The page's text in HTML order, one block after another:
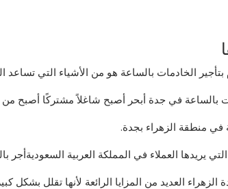
الخادمات بالساعة هو من الأشياء التي تساعد
بالساعة في جدة أبحر أصبح شاغلاً مشتركًا أصبح من
منطقة الزهراء بجدة.
يريدها العملاء في المملكة العربية السعوديةأجر
العديد من المزايا الرائعة لأنها تقلل بشكل